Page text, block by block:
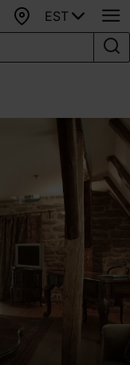
Kaart
EST